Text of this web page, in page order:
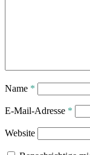
Name *
E-Mail-Adresse *
Website